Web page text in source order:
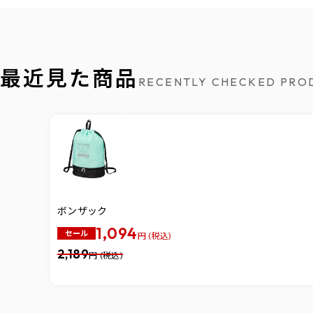
最近見た商品 RECENTLY CHECKED
ボンザック
セール 1,094円 (税込)
2,189円 (税込)